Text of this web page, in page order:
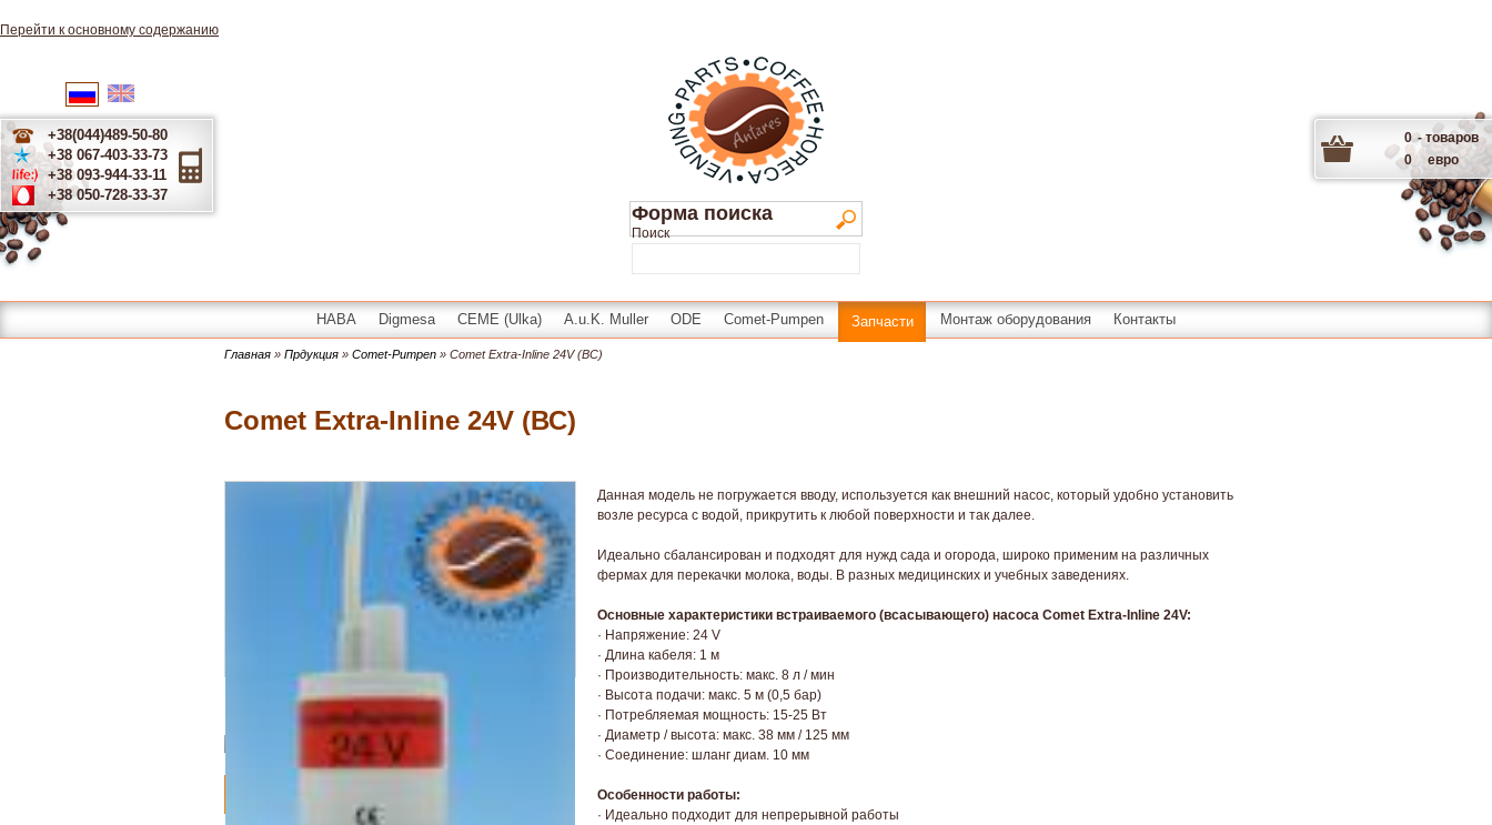
Перейти к основному содержанию
Русский
+38(044)489-50-80
+38 067-403-33-73
+38 093-944-33-11
+38 050-728-33-37
0 - товаров
0
евро
Форма поиска
Поиск
HABA Digmesa CEME (Ulka) A.u.K. Muller ODE Comet-Pumpen Запчасти Монтаж оборудования Контакты
Главная » Прдукция » Comet-Pumpen » Comet Extra-Inline 24V (ВС)
Comet Extra-Inline 24V (ВС)
1005.02.24_extra-inline_24v.pdf
Данная модель не погружается вводу, используется как внешний насос, который удобно установить
возле ресурса с водой, прикрутить к любой поверхности и так далее.
Идеально сбалансирован и подходят для нужд сада и огорода, широко применим на различных
фермах для перекачки молока, воды. В разных медицинских и учебных заведениях.
Основные характеристики встраиваемого (всасывающего) насоса Comet Extra-Inline 24V:
· Напряжение: 24 V
· Длина кабеля: 1 м
· Производительность: макс. 8 л / мин
· Высота подачи: макс. 5 м (0,5 бар)
· Потребляемая мощность: 15-25 Вт
· Диаметр / высота: макс. 38 мм / 125 мм
· Соединение: шланг диам. 10 мм
Особенности работы:
· Идеально подходит для непрерывной работы